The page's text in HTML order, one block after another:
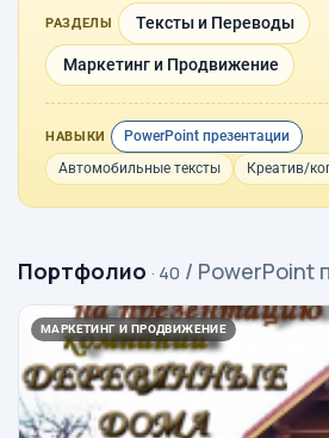
РАЗДЕЛЫ Тексты и Переводы
Маркетинг и Продвижение
НАВЫКИ
PowerPoint презентации
Автомобильные тексты
Креатив/
Портфолио · 40 / PowerPoint
МАРКЕТИНГ И ПРОДВИЖЕНИЕ